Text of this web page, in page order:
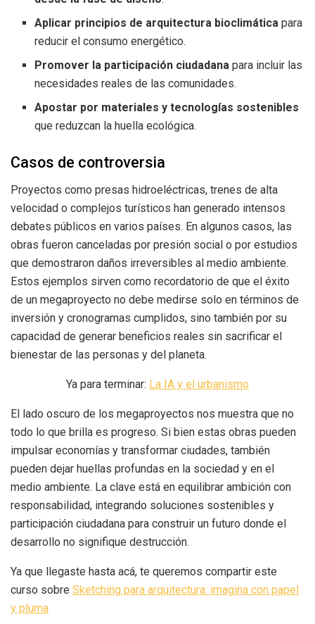
Aplicar principios de arquitectura bioclimática para
reducir el consumo energético.
Promover la participación ciudadana para incluir las
necesidades reales de las comunidades.
Apostar por materiales y tecnologías sostenibles
que reduzcan la huella ecológica.
Casos de controversia
Proyectos como presas hidroeléctricas, trenes de alta
velocidad o complejos turísticos han generado intensos
debates públicos en varios países. En algunos casos, las
obras fueron canceladas por presión social o por estudios
que demostraron daños irreversibles al medio ambiente.
Estos ejemplos sirven como recordatorio de que el éxito
de un megaproyecto no debe medirse solo en términos de
inversión y cronogramas cumplidos, sino también por su
capacidad de generar beneficios reales sin sacrificar el
bienestar de las personas y del planeta.
Ya para terminar: La IA y el urbanismo
El lado oscuro de los megaproyectos nos muestra que no
todo lo que brilla es progreso. Si bien estas obras pueden
impulsar economías y transformar ciudades, también
pueden dejar huellas profundas en la sociedad y en el
medio ambiente. La clave está en equilibrar ambición con
responsabilidad, integrando soluciones sostenibles y
participación ciudadana para construir un futuro donde el
desarrollo no signifique destrucción.
Ya que llegaste hasta acá, te queremos compartir este
curso sobre Sketching para arquitectura: imagina con papel
y pluma